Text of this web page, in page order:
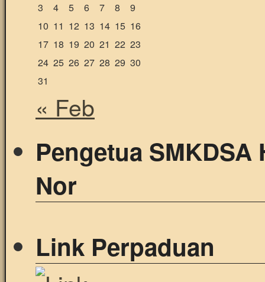
3
4 5 6 7 8
9
10 11 12 13 14 15 16
17 18 19 20 21 22 23
24 25 26 27 28 29 30
31
« Feb
Pengetua
Nor
Link Perpaduan